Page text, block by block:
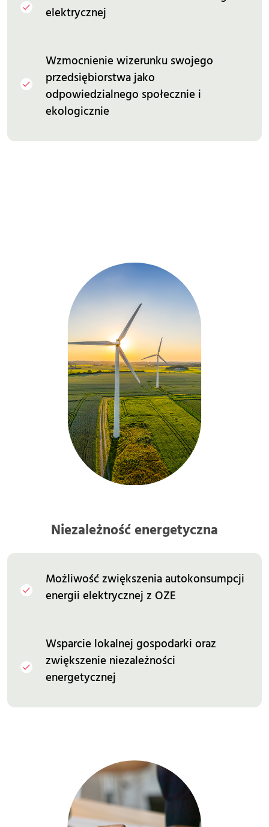
elektrycznej
Wzmocnienie wizerunku swojego
przedsiębiorstwa jako
odpowiedzialnego społecznie i
ekologicznie
Niezależność energetyczna
Możliwość zwiększenia autokonsumpcji
energii elektrycznej z OZE
Wsparcie lokalnej gospodarki oraz
zwiększenie niezależności
energetycznej